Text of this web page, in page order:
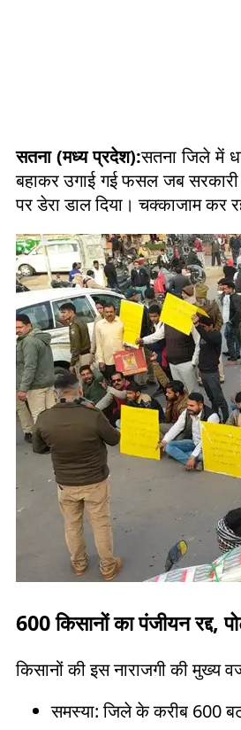
सतना (मध्य प्रदेश):सतना जिले में
बहाकर उगाई गई फसल जब सरकारी
पर डेरा डाल दिया। चक्काजाम कर
600 किसानों का पंजीयन रद्द,
किसानों की इस नाराजगी की मुख्य
समस्या: जिले के करीब 600